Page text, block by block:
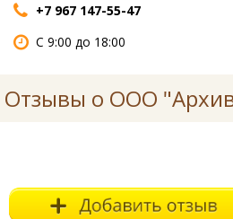
+7 967 147-55-47
С 9:00 до 18:00
Отзывы о ООО